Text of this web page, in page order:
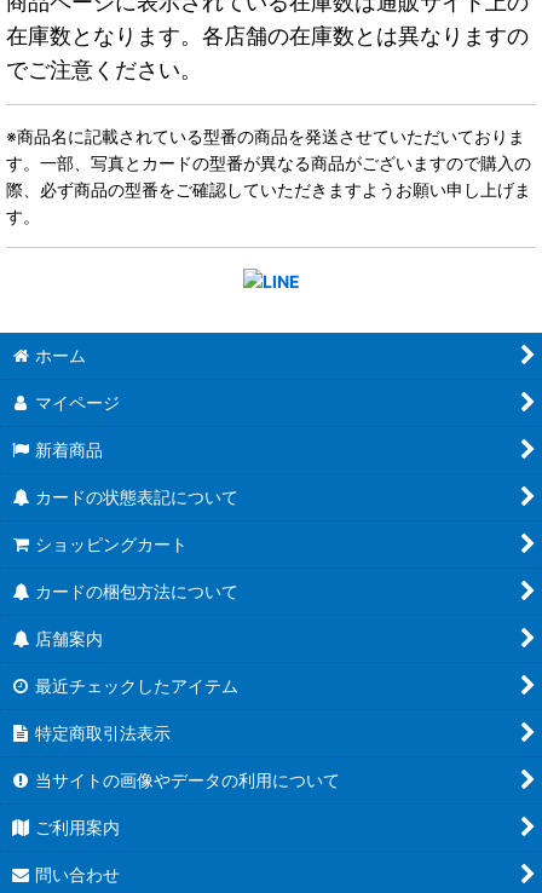
在庫数となります。各店舗の在庫数とは異なりますの
でご注意ください。
※商品名に記載されている型番の商品を発送させていただいておりま
す。一部、写真とカードの型番が異なる商品がございますので購入の
際、必ず商品の型番をご確認していただきますようお願い申し上げま
す。
ホーム
マイページ
新着商品
カードの状態表記について
ショッピングカート
カードの梱包方法について
店舗案内
最近チェックしたアイテム
特定商取引法表示
当サイトの画像やデータの利用について
ご利用案内
問い合わせ